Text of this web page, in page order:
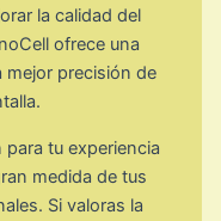
la calidad del
ofrece una
mejor precisión de
tu experiencia
medida de tus
Si valoras la